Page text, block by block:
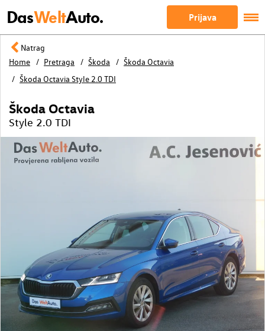
DasWeltAuto. Prijava
Natrag
Home
Pretraga Škoda
Škoda Octavia
Škoda Octavia Style 2.0 TDI
Škoda Octavia
Style 2.0 TDI